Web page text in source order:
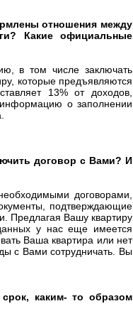
отношения между
Какие официальные
в том числе заключать
которые предъявляются
13% от доходов,
о заполнении
договор с Вами? И
договорами,
подтверждающие
Предлагая Вашу квартиру
у нас еще имеется
Ваша квартира или нет
с Вами сотрудничать. Вы
каким- то образом